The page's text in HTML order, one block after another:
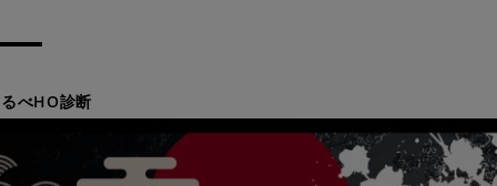
べHO診断